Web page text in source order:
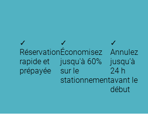
✓
Réservation
rapide et
prépayée
✓
Économisez
jusqu'à 60%
sur le
stationnement
✓
Annulez
jusqu’à
24 h
avant le
début